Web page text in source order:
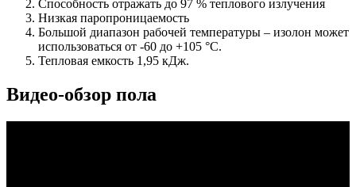
Способность отражать до 97 % теплового излучения
Низкая паропроницаемость
Большой диапазон рабочей температуры – изолон может
использоваться от -60 до +105 °C.
Тепловая емкость 1,95 кДж.
Видео-обзор пола